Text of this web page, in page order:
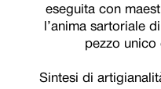
eseguita con
l’anima sartoriale
pezzo unico
Sintesi di